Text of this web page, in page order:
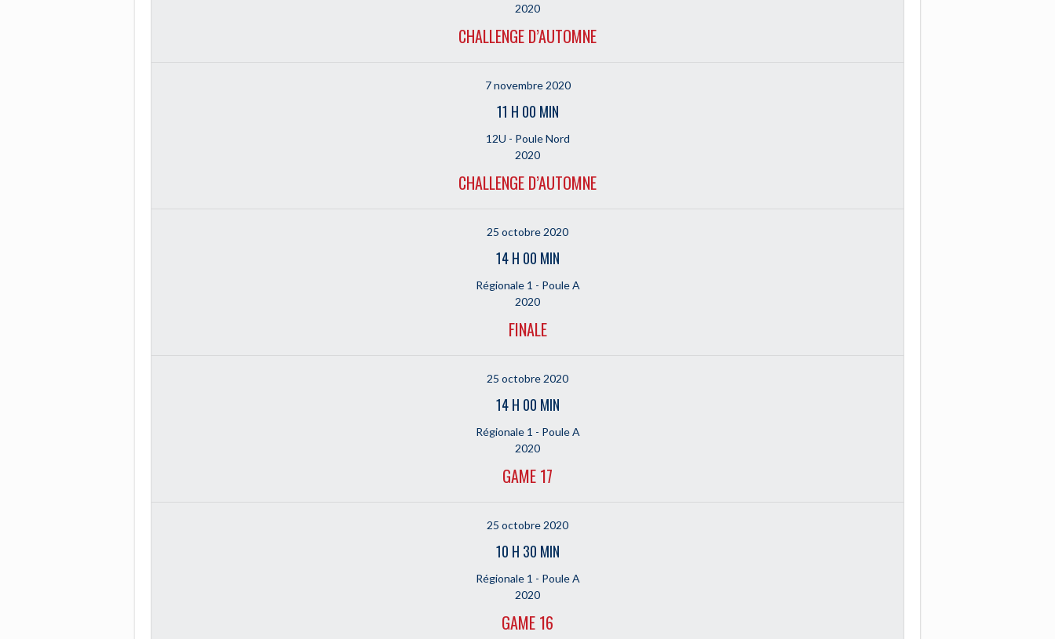
2020
CHALLENGE D’AUTOMNE
7 novembre 2020
11 H 00 MIN
12U - Poule Nord
2020
CHALLENGE D’AUTOMNE
25 octobre 2020
14 H 00 MIN
Régionale 1 - Poule A
2020
FINALE
25 octobre 2020
14 H 00 MIN
Régionale 1 - Poule A
2020
GAME 17
25 octobre 2020
10 H 30 MIN
Régionale 1 - Poule A
2020
GAME 16